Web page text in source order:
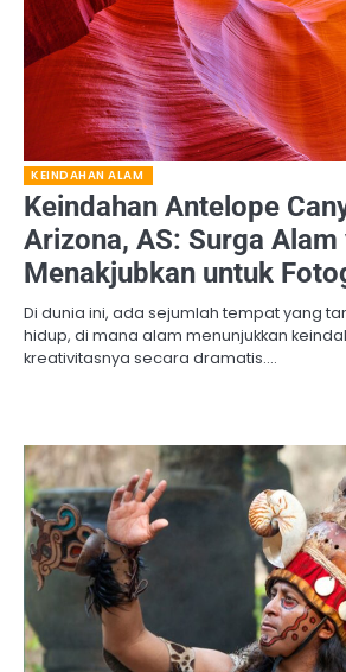
KEINDAHAN ALAM
Keindahan Antelope
Arizona, AS: Surga Alam
Menakjubkan untuk
Di dunia ini, ada sejumlah tempat yang
hidup, di mana alam menunjukkan
kreativitasnya secara dramatis.…